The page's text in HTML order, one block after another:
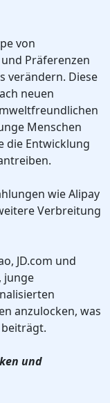
von
Präferenzen
verändern. Diese
neuen
Menschen
die Entwicklung
wie Alipay
Verbreitung
JD.com und
junge
anzulocken, was
und